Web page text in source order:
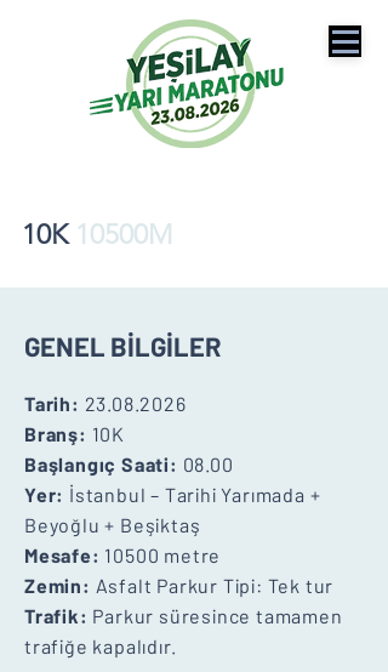
10K 10500M
GENEL BİLGİLER
Tarih: 23.08.2026
Branş: 10K
Başlangıç Saati: 08.00
Yer: İstanbul – Tarihi Yarımada +
Beyoğlu + Beşiktaş
Mesafe: 10500 metre
Zemin: Asfalt Parkur Tipi: Tek tur
Trafik: Parkur süresince tamamen
trafiğe kapalıdır.